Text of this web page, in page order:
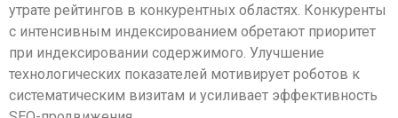
утрате рейтингов в конкурентных областях. Конкуренты
с интенсивным индексированием обретают приоритет
при индексировании содержимого. Улучшение
технологических показателей мотивирует роботов к
систематическим визитам и усиливает эффективность